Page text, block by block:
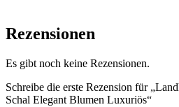
Rezensionen
Es gibt noch keine Rezensionen.
Schreibe die erste Rezension für
Schal Elegant Blumen Luxuriös“